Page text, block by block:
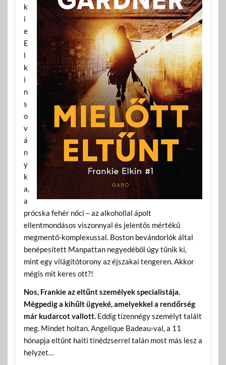
k
i
e
E
l
k
i
n
s
o
v
á
n
y
k
a,
a
prócska fehér nőci – az alkohollal ápolt
ellentmondásos viszonnyal és jelentős mértékű
megmentő-komplexussal. Boston bevándorlók által
benépesített Manpattan negyedéből úgy tűnik ki,
mint egy világítótorony az éjszakai tengeren. Akkor
mégis mit keres ott?!
Nos, Frankie az eltűnt személyek specialistája.
Mégpedig a kihűlt ügyeké, amelyekkel a rendőrség
már kudarcot vallott.Eddig tizennégy személyt talált
meg. Mindet holtan. Angelique Badeau-val, a 11
hónapja eltűnt haiti tinédzserrel talán most más lesz a
helyzet…